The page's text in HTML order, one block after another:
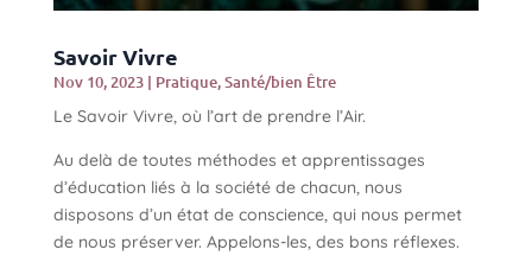
Savoir Vivre
Nov 10, 2023| Pratique,Santé/bien Être
Le Savoir Vivre, où l’art de prendre l’Air.
Au delà de toutes méthodes et apprentissages
d’éducation liés à la société de chacun, nous
disposons d’un état de conscience, qui nous permet
de nous préserver. Appelons-les, des bons réflexes.